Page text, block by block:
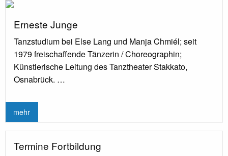
Erneste Junge
Tanzstudium bei Else Lang und Manja Chmiél; seit
1979 freischaffende Tänzerin / Choreographin;
Künstlerische Leitung des Tanztheater Stakkato,
Osnabrück. …
mehr
Termine Fortbildung